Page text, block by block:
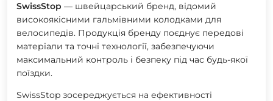
SwissStop — швейцарський бренд, відомий
високоякісними гальмівними колодками для
велосипедів. Продукція бренду поєднує передові
матеріали та точні технології, забезпечуючи
максимальний контроль і безпеку під час будь-якої
поїздки.
SwissStop зосереджується на ефективності